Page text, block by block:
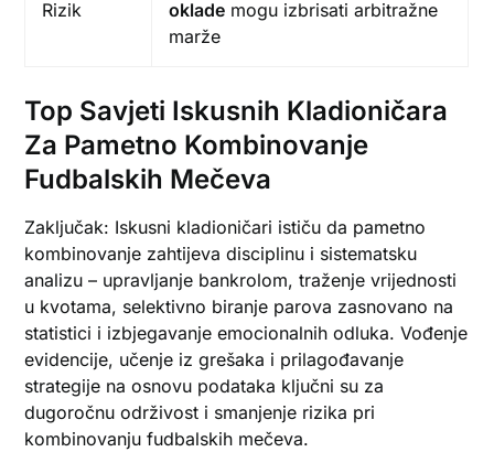
Rizik oklade mogu izbrisati arbitražne
marže
Top Savjeti Iskusnih Kladioničara
Za Pametno Kombinovanje
Fudbalskih Mečeva
Zaključak: Iskusni kladioničari ističu da pametno
kombinovanje zahtijeva disciplinu i sistematsku
analizu – upravljanje bankrolom, traženje vrijednosti
u kvotama, selektivno biranje parova zasnovano na
statistici i izbjegavanje emocionalnih odluka. Vođenje
evidencije, učenje iz grešaka i prilagođavanje
strategije na osnovu podataka ključni su za
dugoročnu održivost i smanjenje rizika pri
kombinovanju fudbalskih mečeva.